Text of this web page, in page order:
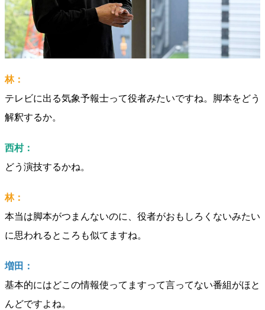
林：
テレビに出る気象予報士って役者みたいですね。脚本をどう
解釈するか。
西村：
どう演技するかね。
林：
本当は脚本がつまんないのに、役者がおもしろくないみたい
に思われるところも似てますね。
増田：
基本的にはどこの情報使ってますって言ってない番組がほと
んどですよね。